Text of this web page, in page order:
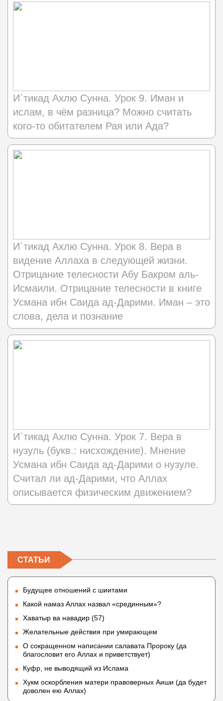
И`тикад Ахлю Сунна. Урок 9. Иман и
ислам, в чём разница? Можно считать
кого-то обитателем Рая или Ада?
И`тикад Ахлю Сунна. Урок 8. Вера в
видение Аллаха в следующей жизни.
Отрицание телесности Абу Бакром аль-
Исмаили. Отрицание телесности в книге
Усмана ибн Саида ад-Дарими. Иман – это
слова, дела и познание
И`тикад Ахлю Сунна. Урок 7. Вера в
нузуль (букв.: нисхождение). Мнение
Усмана ибн Саида ад-Дарими о нузуле.
Считал ли ад-Дарими, что Аллах
описывается физическим движением?
СТАТЬИ
Будущее отношений с шиитами
Какой намаз Аллах назвал «срединным»?
Хаватыр ва навадир (57)
Желательные действия при умирающем
О сокращенном написании салавата Пророку (да
благословит его Аллах и приветствует)
Куфр, не выводящий из Ислама
Хукм оскорбления матери правоверных Аиши (да будет
доволен ею Аллах)